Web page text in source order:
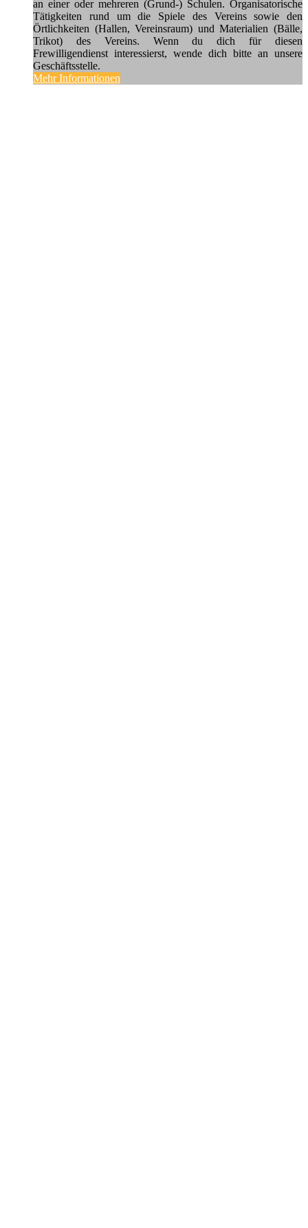
an einer oder mehreren (Grund-) Schulen. Organisatorische
Tätigkeiten rund um die Spiele des Vereins sowie den
Örtlichkeiten (Hallen, Vereinsraum) und Materialien (Bälle,
Trikot) des Vereins. Wenn du dich für diesen
Frewilligendienst interessierst, wende dich bitte an unsere
Geschäftsstelle.
Mehr Informationen